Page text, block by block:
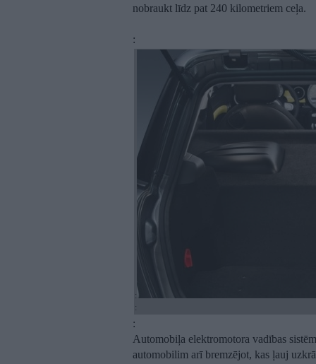
nobraukt līdz pat 240 kilometriem ceļa.
:
:
:
:
Automobiļa elektromotora vadības
automobilim arī bremzējot, kas ļauj